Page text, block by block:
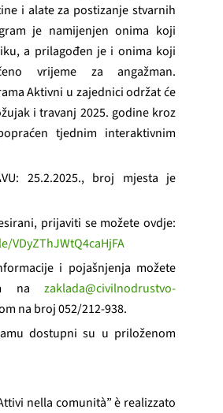
i alate za postizanje stvarnih
je namijenjen onima koji
a prilagođen je i onima koji
vrijeme za angažman.
Aktivni u zajednici održat će
i travanj 2025. godine kroz
tjednim interaktivnim
25.2.2025., broj mjesta je
prijaviti se možete ovdje:
VDyZThJWtQ4caHjFA
i pojašnjenja možete
nazaklada@civilnodrustvo-
na broj 052/212-938.
dostupni su u priloženom
nella comunità” è realizzato